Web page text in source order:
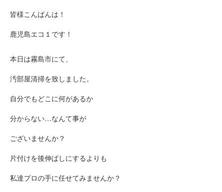
皆様こんばんは！
鹿児島エコ１です！
本日は霧島市にて、
汚部屋清掃を致しました。
自分でもどこに何があるか
分からない…なんて事が
ございませんか？
片付けを後伸ばしにするよりも
私達プロの手に任せてみませんか？